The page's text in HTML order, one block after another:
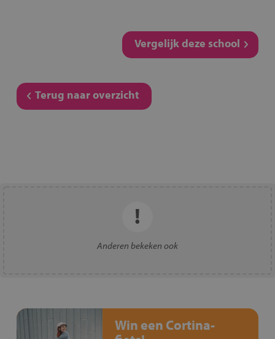
Vergelijk deze school
Terug naar overzicht
Anderen bekeken ook
Win een Cortina-